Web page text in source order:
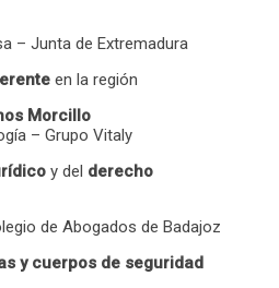
– Junta de Extremadura
en la región
Morcillo
– Grupo Vitaly
y del derecho
de Abogados de Badajoz
y cuerpos de seguridad